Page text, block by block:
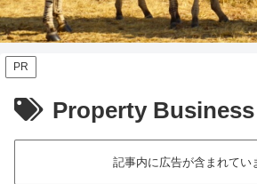
PR
Property Business
記事内に広告が含まれてい